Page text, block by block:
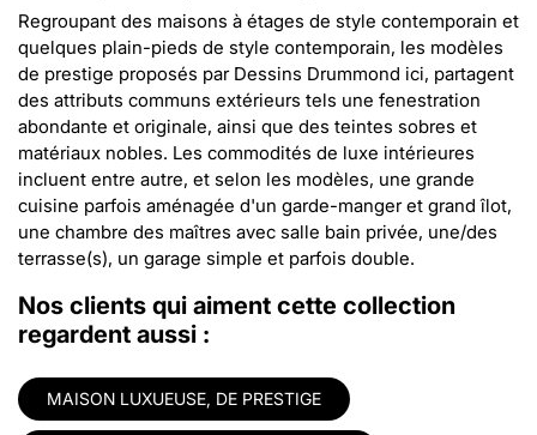
Regroupant des maisons à étages de style contemporain et
quelques plain-pieds de style contemporain, les modèles
de prestige proposés par Dessins Drummond ici, partagent
des attributs communs extérieurs tels une fenestration
abondante et originale, ainsi que des teintes sobres et
matériaux nobles. Les commodités de luxe intérieures
incluent entre autre, et selon les modèles, une grande
cuisine parfois aménagée d'un garde-manger et grand îlot,
une chambre des maîtres avec salle bain privée, une/des
terrasse(s), un garage simple et parfois double.
Nos clients qui aiment cette collection
regardent aussi :
MAISON LUXUEUSE, DE PRESTIGE